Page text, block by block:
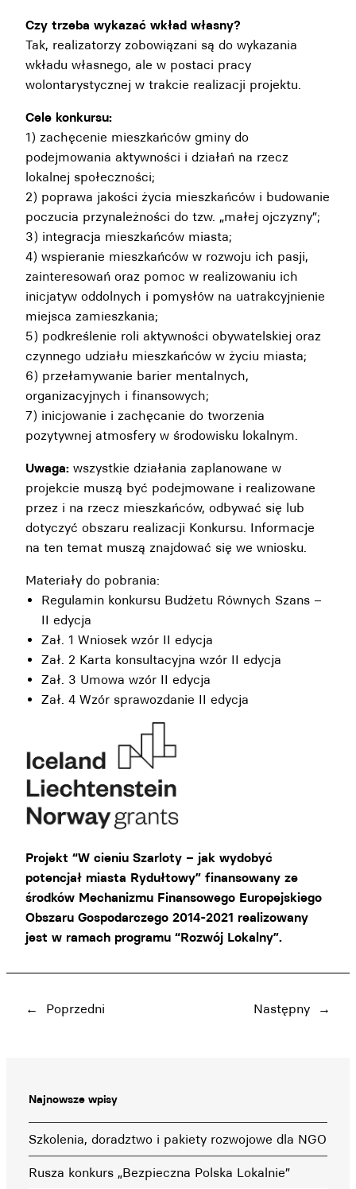
Czy trzeba wykazać wkład własny?
Tak, realizatorzy zobowiązani są do wykazania
wkładu własnego, ale w postaci pracy
wolontarystycznej w trakcie realizacji projektu.
Cele konkursu:
1) zachęcenie mieszkańców gminy do
podejmowania aktywności i działań na rzecz
lokalnej społeczności;
2) poprawa jakości życia mieszkańców i budowanie
poczucia przynależności do tzw. „małej ojczyzny”;
3) integracja mieszkańców miasta;
4) wspieranie mieszkańców w rozwoju ich pasji,
zainteresowań oraz pomoc w realizowaniu ich
inicjatyw oddolnych i pomysłów na uatrakcyjnienie
miejsca zamieszkania;
5) podkreślenie roli aktywności obywatelskiej oraz
czynnego udziału mieszkańców w życiu miasta;
6) przełamywanie barier mentalnych,
organizacyjnych i finansowych;
7) inicjowanie i zachęcanie do tworzenia
pozytywnej atmosfery w środowisku lokalnym.
Uwaga: wszystkie działania zaplanowane w
projekcie muszą być podejmowane i realizowane
przez i na rzecz mieszkańców, odbywać się lub
dotyczyć obszaru realizacji Konkursu. Informacje
na ten temat muszą znajdować się we wniosku.
Materiały do pobrania:
Regulamin konkursu Budżetu Równych Szans –
II edycja
Zał. 1 Wniosek wzór II edycja
Zał. 2 Karta konsultacyjna wzór II edycja
Zał. 3 Umowa wzór II edycja
Zał. 4 Wzór sprawozdanie II edycja
Projekt “W cieniu Szarloty – jak wydobyć
potencjał miasta Rydułtowy” finansowany ze
środków Mechanizmu Finansowego Europejskiego
Obszaru Gospodarczego 2014-2021 realizowany
jest w ramach programu “Rozwój Lokalny”.
← Poprzedni Następny →
Najnowsze wpisy
Szkolenia, doradztwo i pakiety rozwojowe dla NGO
Rusza konkurs „Bezpieczna Polska Lokalnie”